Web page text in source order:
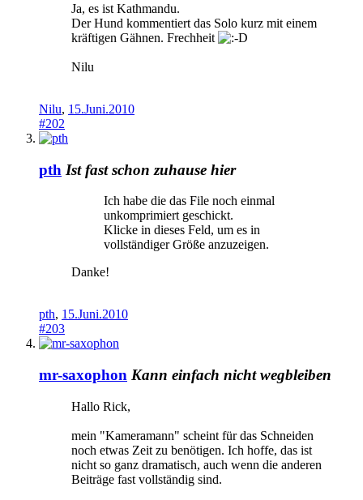
Ja, es ist Kathmandu.
Der Hund kommentiert das Solo kurz mit einem
kräftigen Gähnen. Frechheit
Nilu
Nilu, 15.Juni.2010
#202
pth Ist fast schon zuhause hier
Ich habe die das File noch einmal
unkomprimiert geschickt.
Klicke in dieses Feld, um es in
vollständiger Größe anzuzeigen.
Danke!
pth, 15.Juni.2010
#203
mr-saxophon Kann einfach nicht wegbleiben
Hallo Rick,
mein "Kameramann" scheint für das Schneiden
noch etwas Zeit zu benötigen. Ich hoffe, das ist
nicht so ganz dramatisch, auch wenn die anderen
Beiträge fast vollständig sind.